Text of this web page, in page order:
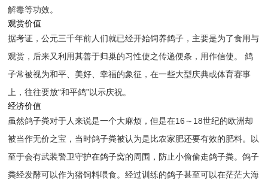
解毒等功效。
观赏价值
据考证，公元三千年前人们就已经开始饲养鸽子，主要是为了食用与
观赏，后来又利用其善于归巢的习性使之传递便条，用作信使。 鸽
子常被视为和平、美好、幸福的象征，在一些大型庆典或体育赛事
上，往往要放“和平鸽”以示庆祝。
经济价值
虽然鸽子粪对于人来说是一个大麻烦，但是在16～18世纪的欧洲却
被当作无价之宝，当时鸽子粪被认为是比农家肥还要有效的肥料。以
至于会有武装警卫守护在鸽子窝的周围，防止小偷偷走鸽子粪。鸽子
粪经发酵可以作为猪饲料喂食。经过训练的鸽子甚至可以在茫茫大海